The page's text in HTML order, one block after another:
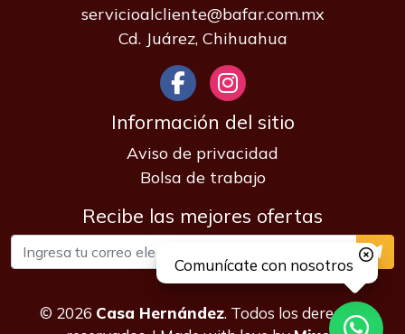
servicioalcliente@bafar.com.mx
Cd. Juárez, Chihuahua
Información del sitio
Aviso de privacidad
Bolsa de trabajo
Recibe las mejores ofertas
© 2026 Casa Hernández. Todos los derechos
Comunícate con nosotros